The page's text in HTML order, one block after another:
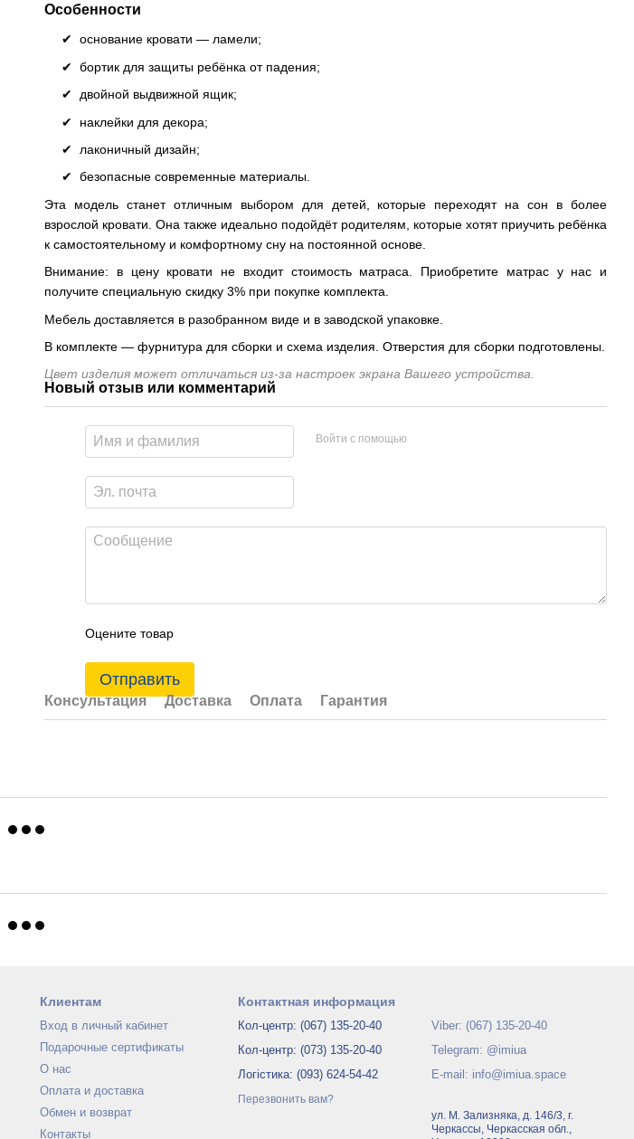
Особенности
основание кровати — ламели;
бортик для защиты ребёнка от падения;
двойной выдвижной ящик;
наклейки для декора;
лаконичный дизайн;
безопасные современные материалы.
Эта модель станет отличным выбором для детей, которые переходят на сон в более
взрослой кровати. Она также идеально подойдёт родителям, которые хотят приучить ребёнка
к самостоятельному и комфортному сну на постоянной основе.
Внимание: в цену кровати не входит стоимость матраса. Приобретите матрас у нас и
получите специальную скидку 3% при покупке комплекта.
Мебель доставляется в разобранном виде и в заводской упаковке.
В комплекте — фурнитура для сборки и схема изделия. Отверстия для сборки подготовлены.
Цвет изделия может отличаться из-за настроек экрана Вашего устройства.
Новый отзыв или комментарий
Войти с помощью
Оцените товар
Отправить
Консультация Доставка Оплата Гарантия
Клиентам
Вход в личный кабинет
Подарочные сертификаты
О нас
Оплата и доставка
Обмен и возврат
Контакты
Контактная информация
Кол-центр: (067) 135-20-40
Кол-центр: (073) 135-20-40
Логістика: (093) 624-54-42
Перезвонить вам?
Viber: (067) 135-20-40
Telegram: @imiua
E-mail: info@imiua.space
ул. М. Зализняка, д. 146/3, г.
Черкассы, Черкасская обл.,